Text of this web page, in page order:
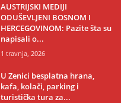
AUSTRIJSKI MEDIJI
ODUŠEVLJENI BOSNOM I
HERCEGOVINOM: Pazite šta su
napisali o...
1 travnja, 2026
U Zenici besplatna hrana,
kafa, kolači, parking i
turistička tura za...